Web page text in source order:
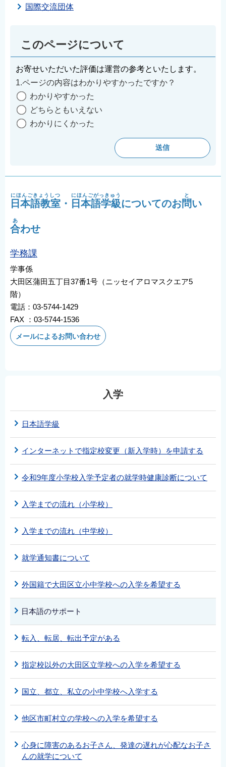
国際交流団体
このページについて
お寄せいただいた評価は運営の参考といたします。
1.ページの内容はわかりやすかったですか？
わかりやすかった
どちらともいえない
わかりにくかった
日本語教室
にほんごきょうしつ
・ 日本語学級
にほんごがっきゅう
についてのお問
と
い
合
あ
わせ
学務課
学事係
大田区蒲田五丁目37番1号（ニッセイアロマスクエア5
階）
電話：03-5744-1429
FAX ：03-5744-1536
メールによるお問い合わせ
入学
日本語学級
インターネットで指定校変更（新入学時）を申請する
令和9年度小学校入学予定者の就学時健康診断について
入学までの流れ（小学校）
入学までの流れ（中学校）
就学通知書について
外国籍で大田区立小中学校への入学を希望する
日本語のサポート
転入、転居、転出予定がある
指定校以外の大田区立学校への入学を希望する
国立、都立、私立の小中学校へ入学する
他区市町村立の学校への入学を希望する
心身に障害のあるお子さん、発達の遅れが心配なお子さ
んの就学について